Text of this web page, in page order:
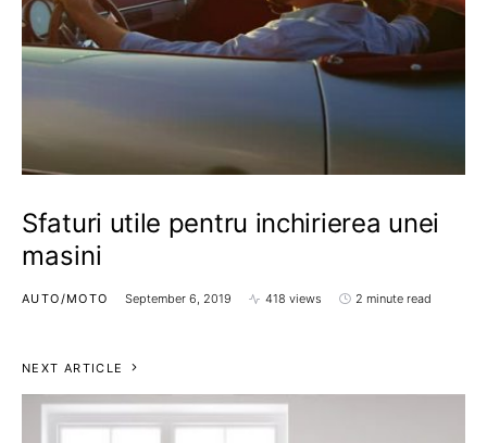
Sfaturi utile pentru inchirierea unei
masini
AUTO/MOTO September 6, 2019 418 views 2 minute read
NEXT ARTICLE